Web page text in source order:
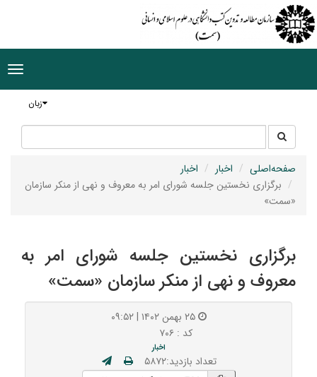
زبان
جستجو
در
سایت
صفحه‌اصلی اخبار
اخبار
برگزاری نخستین جلسه شورای امر به معروف و نهی از منکر سازمان
«سمت»
برگزاری نخستین جلسه شورای امر به
معروف و نهی از منکر سازمان «سمت»
۲۵ بهمن ۱۴۰۲ | ۰۹:۵۲
کد : ۷۰۶
اخبار
تعداد بازدید:۵۸۷۲